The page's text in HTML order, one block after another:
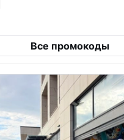
Все промокоды